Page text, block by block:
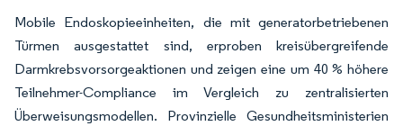
Mobile Endoskopieeinheiten, die mit generatorbetriebenen
Türmen ausgestattet sind, erproben kreisübergreifende
Darmkrebsvorsorgeaktionen und zeigen eine um 40 % höhere
Teilnehmer-Compliance im Vergleich zu zentralisierten
Überweisungsmodellen. Provinzielle Gesundheitsministerien